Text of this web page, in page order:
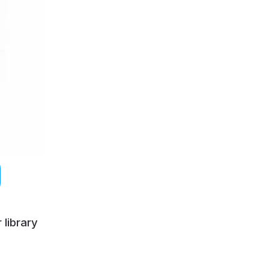
library